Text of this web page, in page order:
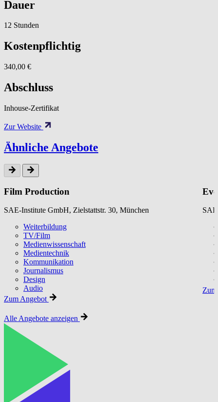
Dauer
12 Stunden
Kostenpflichtig
340,00 €
Abschluss
Inhouse-Zertifikat
Zur Website
Ähnliche Angebote
Film Production
SAE-Institute GmbH, Zielstattstr. 30, München
Weiterbildung
TV/Film
Medienwissenschaft
Medientechnik
Kommunikation
Journalismus
Design
Audio
Zum Angebot
Alle Angebote anzeigen